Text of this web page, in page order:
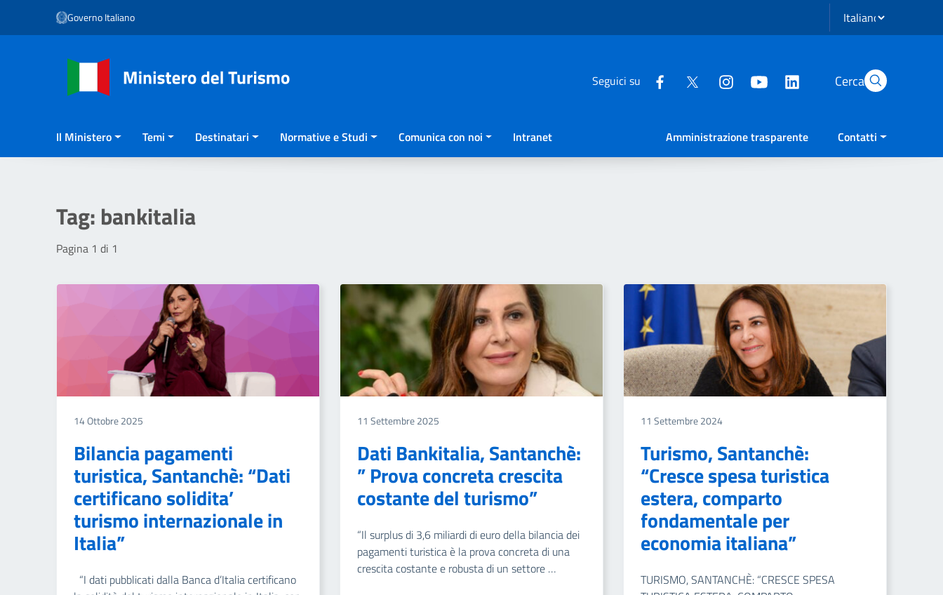
Vai ai contenuti
Vai al menu di navigazione
Governo Italiano Seleziona lingua
Seguici su Cerca
Il Ministero Temi Destinatari Normative e Studi Comunica con noi Intranet Amministrazione trasparente Contatti
Tag: bankitalia
Pagina 1 di 1
14 Ottobre 2025
Bilancia pagamenti
turistica, Santanchè: “Dati
certificano solidita’
turismo internazionale in
Italia”
“I dati pubblicati dalla Banca d’Italia certificano
11 Settembre 2025
Dati Bankitalia, Santanchè:
” Prova concreta crescita
costante del turismo”
“Il surplus di 3,6 miliardi di euro della bilancia dei
pagamenti turistica è la prova concreta di una
crescita costante e robusta di un settore …
11 Settembre 2024
Turismo, Santanchè:
“Cresce spesa turistica
estera, comparto
fondamentale per
economia italiana”
TURISMO, SANTANCHÈ: “CRESCE SPESA